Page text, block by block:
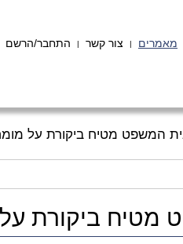
מאמרים | צור קשר | התחבר/הרשם
המשפט מטיח ביקורת על
מטיח ביקורת